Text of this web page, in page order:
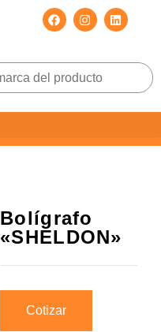
Bolígrafo
«SHELDON»
Cotizar